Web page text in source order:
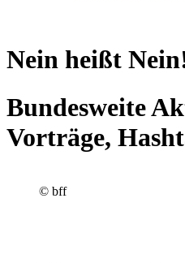
Nein heißt
Bundesweite
Vorträge,
© bff